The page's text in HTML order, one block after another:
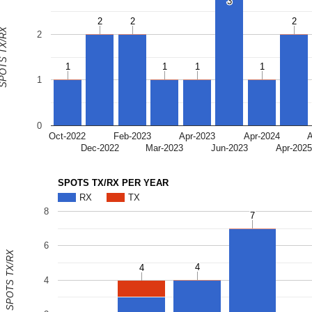
Oct-2022
Dec-2022
Feb-2023
Mar-2023
Apr-2023
Jun-2023
Apr-2024
Apr-2025
0
1
2
1
1
2
2 2
2
1
1 1
1 1
1
2
2
RX
SPOTS TX/RX PER YEAR
RX
TX
4
6
8
4
4 4
4
7
7
SPOTS TX/RX